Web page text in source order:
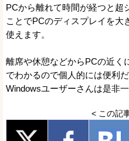
PCから離れて時間が経つと超
ことでPCのディスプレイを大
使えます。
離席や休憩などからPCの近く
でわかるので個人的には便利
Windowsユーザーさんは是非一
< この記